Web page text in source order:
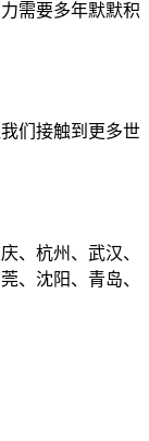
需要多年默默积
们接触到更多世
、杭州、武汉、
、沈阳、青岛、